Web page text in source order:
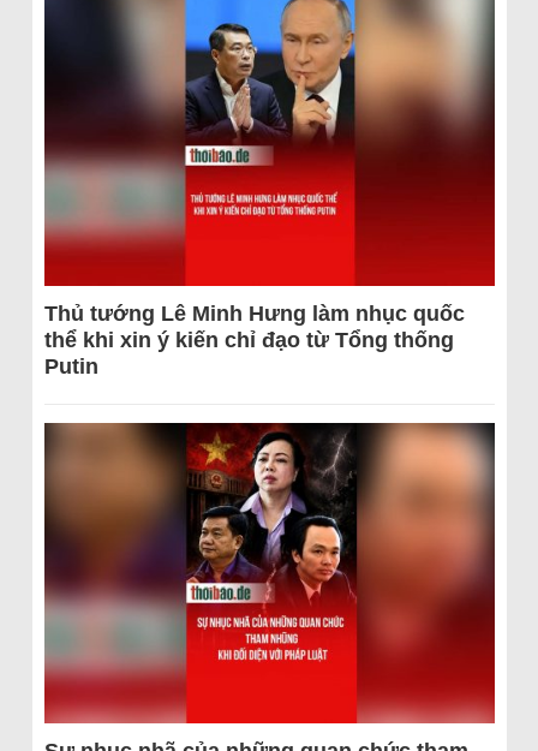
Thủ tướng Lê Minh Hưng làm nhục quốc
thể khi xin ý kiến chỉ đạo từ Tổng thống
Putin